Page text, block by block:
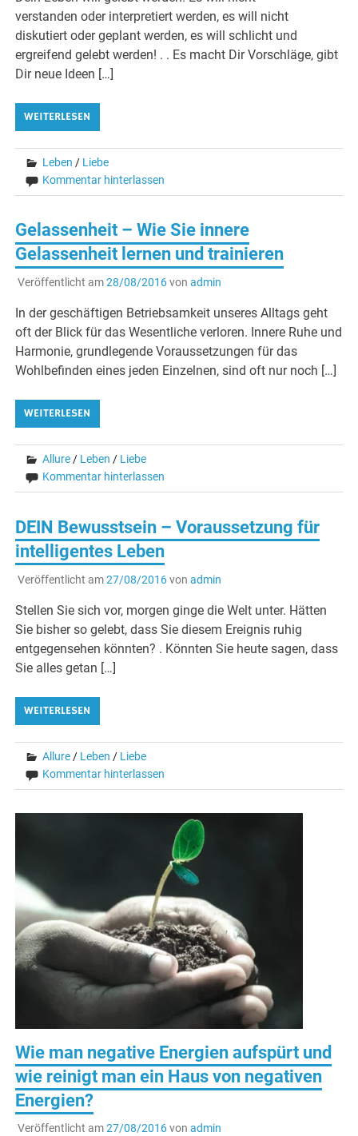
verstanden oder interpretiert werden, es will nicht
diskutiert oder geplant werden, es will schlicht und
ergreifend gelebt werden! . . Es macht Dir Vorschläge, gibt
Dir neue Ideen […]
WEITERLESEN
Leben / Liebe
Kommentar hinterlassen
Gelassenheit – Wie Sie innere
Gelassenheit lernen und trainieren
Veröffentlicht am28/08/2016von admin
In der geschäftigen Betriebsamkeit unseres Alltags geht
oft der Blick für das Wesentliche verloren. Innere Ruhe und
Harmonie, grundlegende Voraussetzungen für das
Wohlbefinden eines jeden Einzelnen, sind oft nur noch […]
WEITERLESEN
Allure/ Leben / Liebe
Kommentar hinterlassen
DEIN Bewusstsein – Voraussetzung für
intelligentes Leben
Veröffentlicht am27/08/2016von admin
Stellen Sie sich vor, morgen ginge die Welt unter. Hätten
Sie bisher so gelebt, dass Sie diesem Ereignis ruhig
entgegensehen könnten? . Könnten Sie heute sagen, dass
Sie alles getan […]
WEITERLESEN
Allure / Leben / Liebe
Kommentar hinterlassen
Wie man negative Energien aufspürt und
wie reinigt man ein Haus von negativen
Energien?
Veröffentlicht am27/08/2016von admin